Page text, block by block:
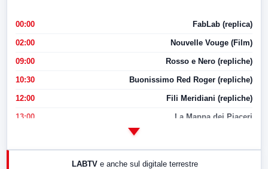
00:00 FabLab (replica)
02:00 Nouvelle Vouge (Film)
09:00 Rosso e Nero (repliche)
10:30 Buonissimo Red Roger (repliche)
12:00 Fili Meridiani (repliche)
13:00 La Mappa dei Piaceri
17:00 LabNews (replica)
LABTV e anche sul digitale terrestre